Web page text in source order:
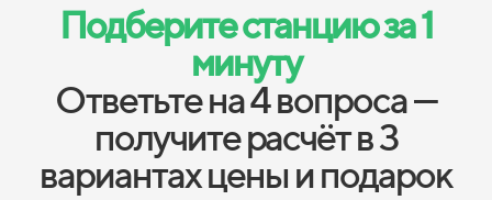
Подберите станцию за 1
минуту
Ответьте на 4 вопроса —
получите расчёт в 3
вариантах цены и подарок